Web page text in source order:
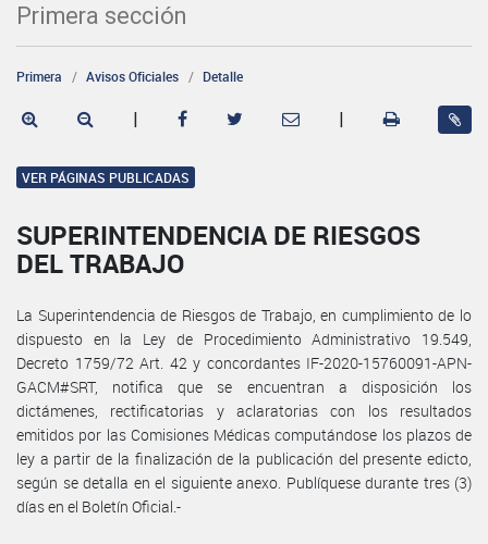
Primera sección
Primera Avisos Oficiales Detalle
| |
VER PÁGINAS PUBLICADAS
SUPERINTENDENCIA DE RIESGOS
DEL TRABAJO
La Superintendencia de Riesgos de Trabajo, en cumplimiento de lo
dispuesto en la Ley de Procedimiento Administrativo 19.549,
Decreto 1759/72 Art. 42 y concordantes IF-2020-15760091-APN-
GACM#SRT, notifica que se encuentran a disposición los
dictámenes, rectificatorias y aclaratorias con los resultados
emitidos por las Comisiones Médicas computándose los plazos de
ley a partir de la finalización de la publicación del presente edicto,
según se detalla en el siguiente anexo. Publíquese durante tres (3)
días en el Boletín Oficial.-